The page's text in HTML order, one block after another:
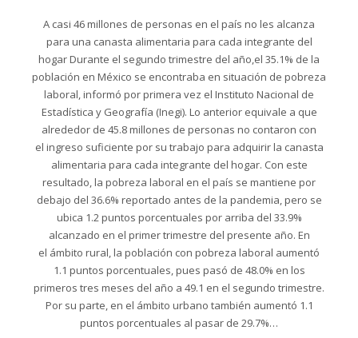
A casi 46 millones de personas en el país no les alcanza
para una canasta alimentaria para cada integrante del
hogar Durante el segundo trimestre del año,el 35.1% de la
población en México se encontraba en situación de pobreza
laboral, informó por primera vez el Instituto Nacional de
Estadística y Geografía (Inegi). Lo anterior equivale a que
alrededor de 45.8 millones de personas no contaron con
el ingreso suficiente por su trabajo para adquirir la canasta
alimentaria para cada integrante del hogar. Con este
resultado, la pobreza laboral en el país se mantiene por
debajo del 36.6% reportado antes de la pandemia, pero se
ubica 1.2 puntos porcentuales por arriba del 33.9%
alcanzado en el primer trimestre del presente año. En
el ámbito rural, la población con pobreza laboral aumentó
1.1 puntos porcentuales, pues pasó de 48.0% en los
primeros tres meses del año a 49.1 en el segundo trimestre.
Por su parte, en el ámbito urbano también aumentó 1.1
puntos porcentuales al pasar de 29.7%…